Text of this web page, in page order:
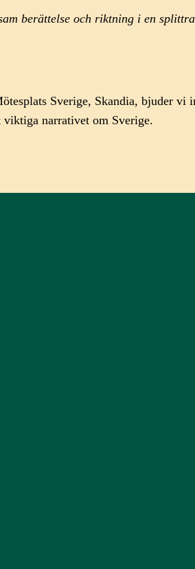
berättelse och riktning i en
Sverige, Skandia, bjuder vi
narrativet om Sverige.